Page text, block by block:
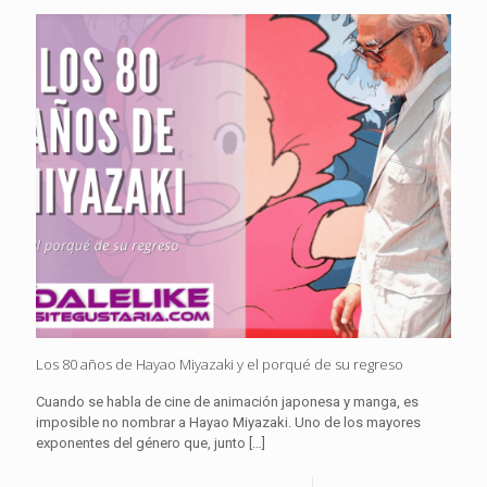
Los 80 años de Hayao Miyazaki y el porqué de su regreso
Cuando se habla de cine de animación japonesa y manga, es
imposible no nombrar a Hayao Miyazaki. Uno de los mayores
exponentes del género que, junto […]